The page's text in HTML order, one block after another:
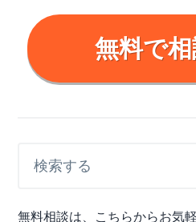
無料で
初
の
無料相談は、こちらからお気